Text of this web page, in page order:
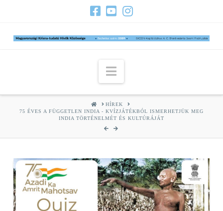
Navigation
HOMEHÍREK
75 ÉVES A FÜGGETLEN INDIA - KVÍZJÁTÉKBÓL ISMERHETJÜK MEG
INDIA TÖRTÉNELMÉT ÉS KULTÚRÁJÁT